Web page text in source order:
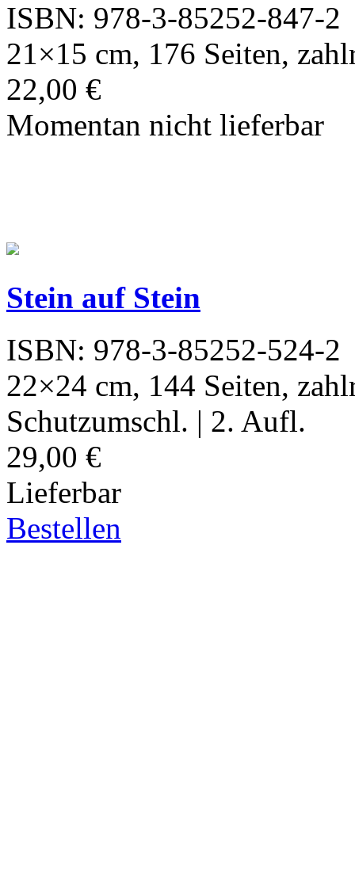
ISBN: 978-3-85252-847-2
21×15 cm, 176 Seiten,
22,00 €
Momentan nicht lieferbar
Stein auf Stein
ISBN: 978-3-85252-524-2
22×24 cm, 144 Seiten,
Schutzumschl. | 2. Aufl.
29,00 €
Lieferbar
Bestellen